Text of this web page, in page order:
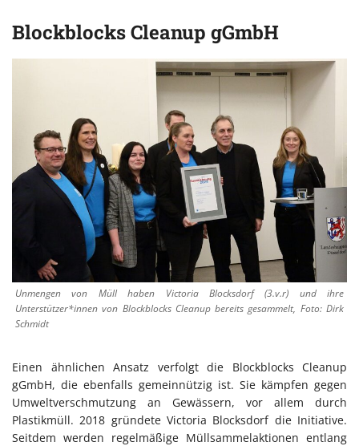
Blockblocks Cleanup gGmbH
Unmengen von Müll haben Victoria Blocksdorf (3.v.r) und ihre
Unterstützer*innen von Blockblocks Cleanup bereits gesammelt, Foto: Dirk
Schmidt
Einen ähnlichen Ansatz verfolgt die Blockblocks Cleanup
gGmbH, die ebenfalls gemeinnützig ist. Sie kämpfen gegen
Umweltverschmutzung an Gewässern, vor allem durch
Plastikmüll. 2018 gründete Victoria Blocksdorf die Initiative.
Seitdem werden regelmäßige Müllsammelaktionen entlang